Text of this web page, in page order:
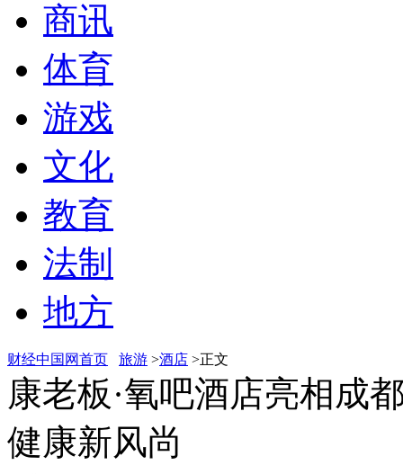
商讯
体育
游戏
文化
教育
法制
地方
财经中国网首页 旅游 >酒店 >正文
康老板·氧吧酒店亮相成
健康新风尚